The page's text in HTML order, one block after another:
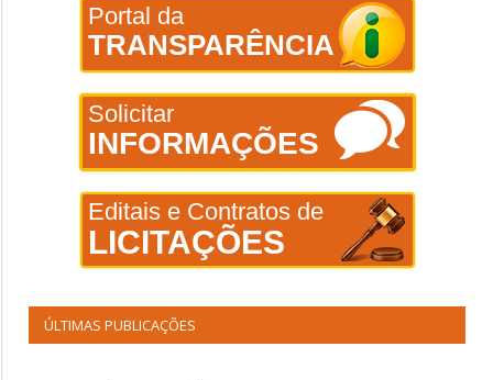
Portal da
TRANSPARÊNCIA
Solicitar
INFORMAÇÕES
Editais e Contratos de
LICITAÇÕES
ÚLTIMAS PUBLICAÇÕES